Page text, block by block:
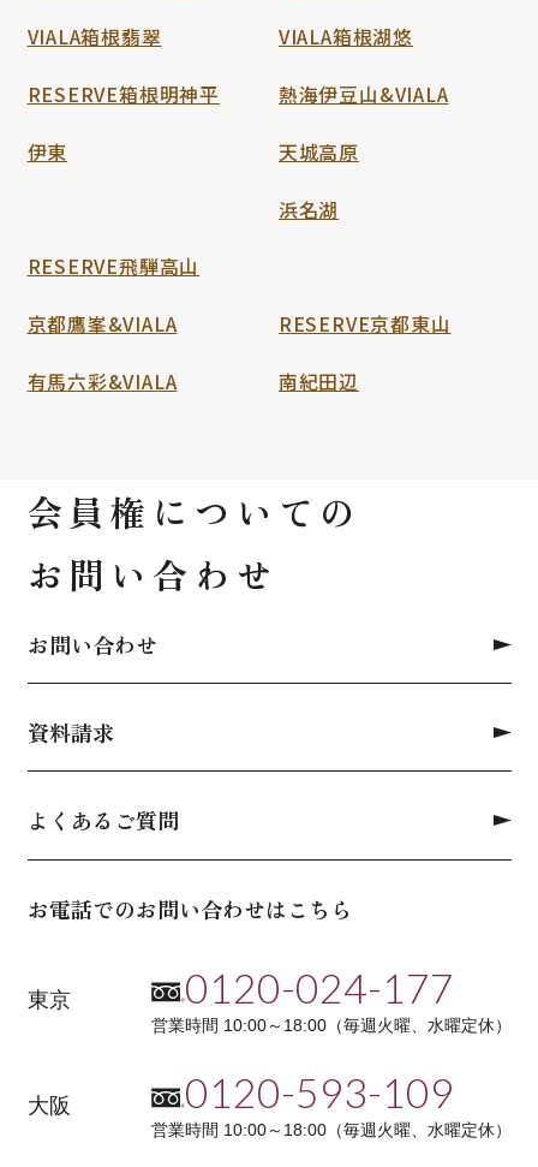
VIALA箱根翡翠 VIALA箱根湖悠
RESERVE箱根明神平 熱海伊豆山&VIALA
伊東 天城高原
浜名湖
RESERVE飛騨高山
京都鷹峯&VIALA RESERVE京都東山
有馬六彩&VIALA 南紀田辺
会員権についての
お問い合わせ
お問い合わせ
資料請求
よくあるご質問
お電話でのお問い合わせはこちら
東京 0120-024-177
営業時間 10:00～18:00（毎週火曜、水曜定休）
大阪 0120-593-109
営業時間 10:00～18:00（毎週火曜、水曜定休）